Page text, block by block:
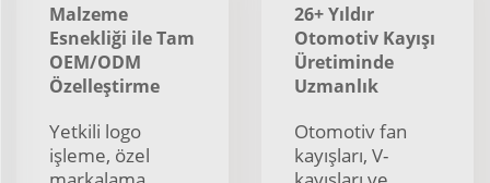
Malzeme
Esnekliği ile Tam
OEM/ODM
Özelleştirme
Yetkili logo
işleme, özel
26+ Yıldır
Otomotiv Kayışı
Üretiminde
Uzmanlık
Otomotiv fan
kayışları, V-